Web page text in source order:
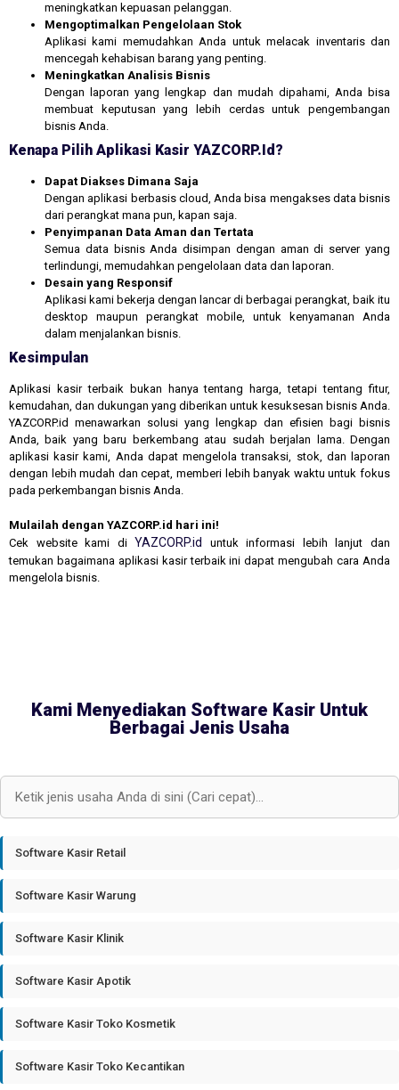
meningkatkan kepuasan pelanggan.
Mengoptimalkan Pengelolaan Stok
Aplikasi kami memudahkan Anda untuk melacak inventaris dan
mencegah kehabisan barang yang penting.
Meningkatkan Analisis Bisnis
Dengan laporan yang lengkap dan mudah dipahami, Anda bisa
membuat keputusan yang lebih cerdas untuk pengembangan
bisnis Anda.
Kenapa Pilih Aplikasi Kasir YAZCORP.id?
Dapat Diakses Dimana Saja
Dengan aplikasi berbasis cloud, Anda bisa mengakses data bisnis
dari perangkat mana pun, kapan saja.
Penyimpanan Data Aman dan Tertata
Semua data bisnis Anda disimpan dengan aman di server yang
terlindungi, memudahkan pengelolaan data dan laporan.
Desain yang Responsif
Aplikasi kami bekerja dengan lancar di berbagai perangkat, baik itu
desktop maupun perangkat mobile, untuk kenyamanan Anda
dalam menjalankan bisnis.
Kesimpulan
Aplikasi kasir terbaik bukan hanya tentang harga, tetapi tentang fitur,
kemudahan, dan dukungan yang diberikan untuk kesuksesan bisnis Anda.
YAZCORP.id menawarkan solusi yang lengkap dan efisien bagi bisnis
Anda, baik yang baru berkembang atau sudah berjalan lama. Dengan
aplikasi kasir kami, Anda dapat mengelola transaksi, stok, dan laporan
dengan lebih mudah dan cepat, memberi lebih banyak waktu untuk fokus
pada perkembangan bisnis Anda.
Mulailah dengan YAZCORP.id hari ini!
Cek website kami di YAZCORP.id
untuk informasi lebih lanjut dan
temukan bagaimana aplikasi kasir terbaik ini dapat mengubah cara Anda
mengelola bisnis.
Kami Menyediakan Software Kasir Untuk
Berbagai Jenis Usaha
Software Kasir Retail
Software Kasir Warung
Software Kasir Klinik
Software Kasir Apotik
Software Kasir Toko Kosmetik
Software Kasir Toko Kecantikan